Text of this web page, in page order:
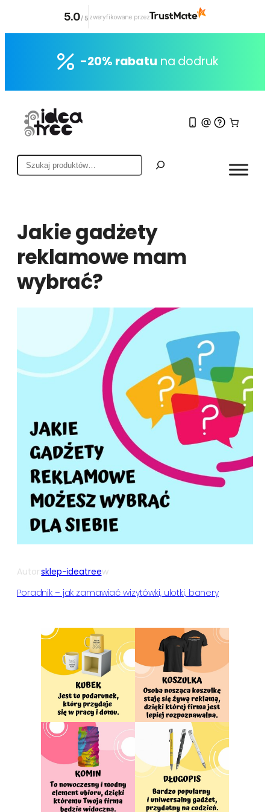
-20% rabatu na dodruk
S
z
Jakie gadżety
reklamowe mam
wybrać?
Autor:sklep-ideatreew
Poradnik – jak zamawiać wizytówki, ulotki, banery
5.0/ 5 zweryfikowane przez